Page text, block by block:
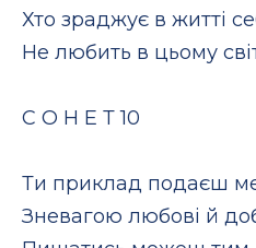
Хто зраджує в житті
Не любить в цьому
С О Н Е Т 10
Ти приклад подаєш
Зневагою любові й